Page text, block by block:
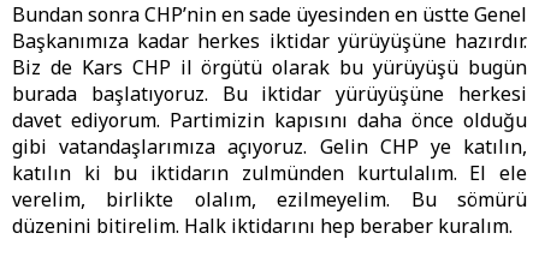
Bundan sonra CHP’nin en sade üyesinden en üstte Genel
Başkanımıza kadar herkes iktidar yürüyüşüne hazırdır.
Biz de Kars CHP il örgütü olarak bu yürüyüşü bugün
burada başlatıyoruz. Bu iktidar yürüyüşüne herkesi
davet ediyorum. Partimizin kapısını daha önce olduğu
gibi vatandaşlarımıza açıyoruz. Gelin CHP ye katılın,
katılın ki bu iktidarın zulmünden kurtulalım. El ele
verelim, birlikte olalım, ezilmeyelim. Bu sömürü
düzenini bitirelim. Halk iktidarını hep beraber kuralım.